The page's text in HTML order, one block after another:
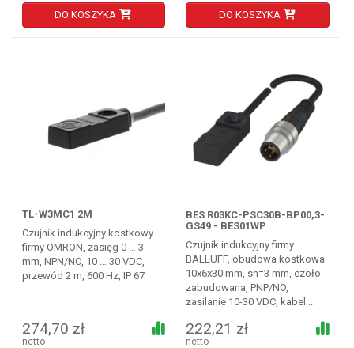
DO KOSZYKA DO KOSZYKA
TL-W3MC1 2M
Czujnik indukcyjny kostkowy
firmy OMRON, zasięg 0 … 3
mm, NPN/NO, 10 … 30 VDC,
przewód 2 m, 600 Hz, IP 67
274,70 zł
netto
BES R03KC-PSC30B-BP00,3-
GS49 - BES01WP
Czujnik indukcyjny firmy
BALLUFF, obudowa kostkowa
10x6x30 mm, sn=3 mm, czoło
zabudowana, PNP/NO,
zasilanie 10-30 VDC, kabel...
222,21 zł
netto